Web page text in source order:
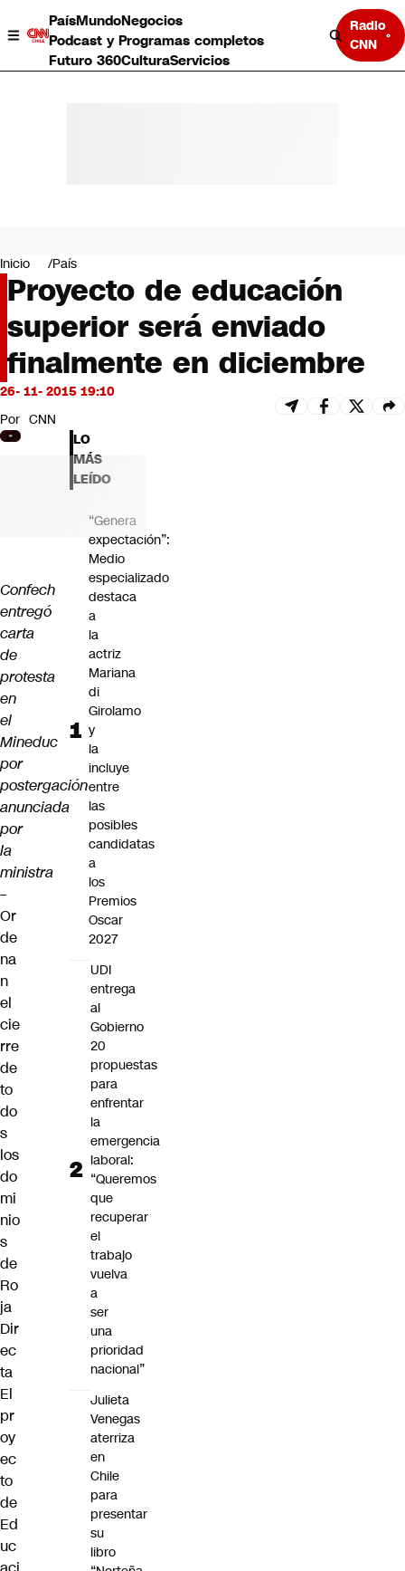
PaísMundoNegocios
Podcast y Programas completos
Futuro 360CulturaServicios
Radio
CNN
Negocios
Deportes
Programas completos
Cultura
Servicios
Bits
CNN tiempo
Futuro 360
Opinión
Inicio País
Proyecto de educación
superior será enviado
finalmente en diciembre
26- 11- 2015 19:10
Por CNN
Confech
entregó
carta
de
protesta
en
el
Mineduc
por
postergación
anunciada
por
la
ministra
–
Or
de
na
n
el
cie
rre
de
to
do
s
los
do
mi
nio
s
de
Ro
ja
Dir
ec
ta
El
pr
oy
ec
to
de
Ed
uc
LO
MÁS
LEÍDO
“Genera
expectación”:
Medio
especializado
destaca
a
la
actriz
Mariana
di
Girolamo
y
la
incluye
entre
las
posibles
candidatas
a
los
Premios
Oscar
2027
UDI
entrega
al
Gobierno
20
propuestas
para
enfrentar
la
emergencia
laboral:
“Queremos
que
recuperar
el
trabajo
vuelva
a
ser
una
prioridad
nacional”
Julieta
Venegas
aterriza
en
Chile
para
presentar
su
libro